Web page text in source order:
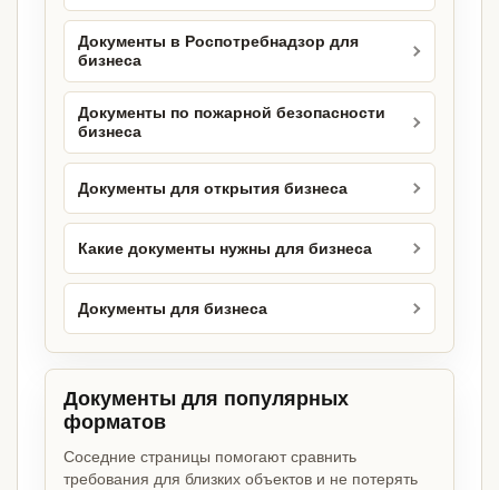
Документы в Роспотребнадзор для
бизнеса
Документы по пожарной безопасности
бизнеса
Документы для открытия бизнеса
Какие документы нужны для бизнеса
Документы для бизнеса
Документы для популярных
форматов
Соседние страницы помогают сравнить
требования для близких объектов и не потерять